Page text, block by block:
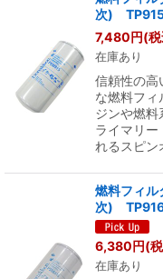
次)
7,480円(
在庫あり
信頼性の高
な燃料フィ
ジンや燃料
ライマリー
れるスピ
燃料フィル
次)
6,380円(
在庫あり